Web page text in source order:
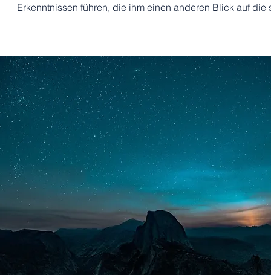
Erkenntnissen führen, die ihm einen anderen Blick auf